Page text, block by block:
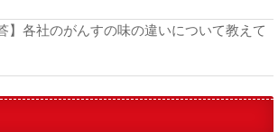
】各社のがんすの味の違いについて教えて